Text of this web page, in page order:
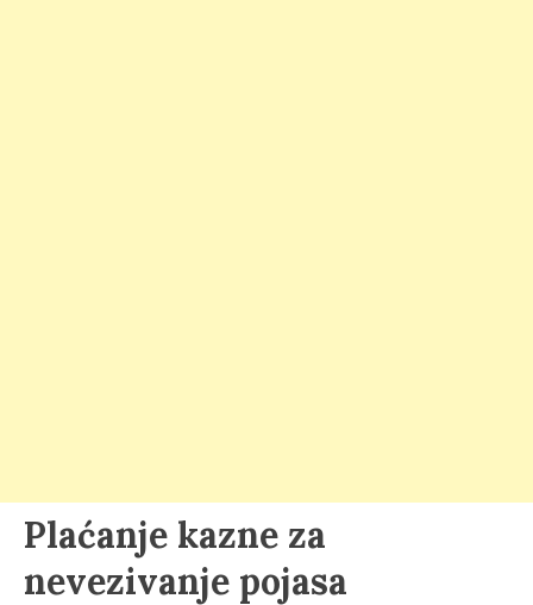
Plaćanje kazne za
nevezivanje pojasa